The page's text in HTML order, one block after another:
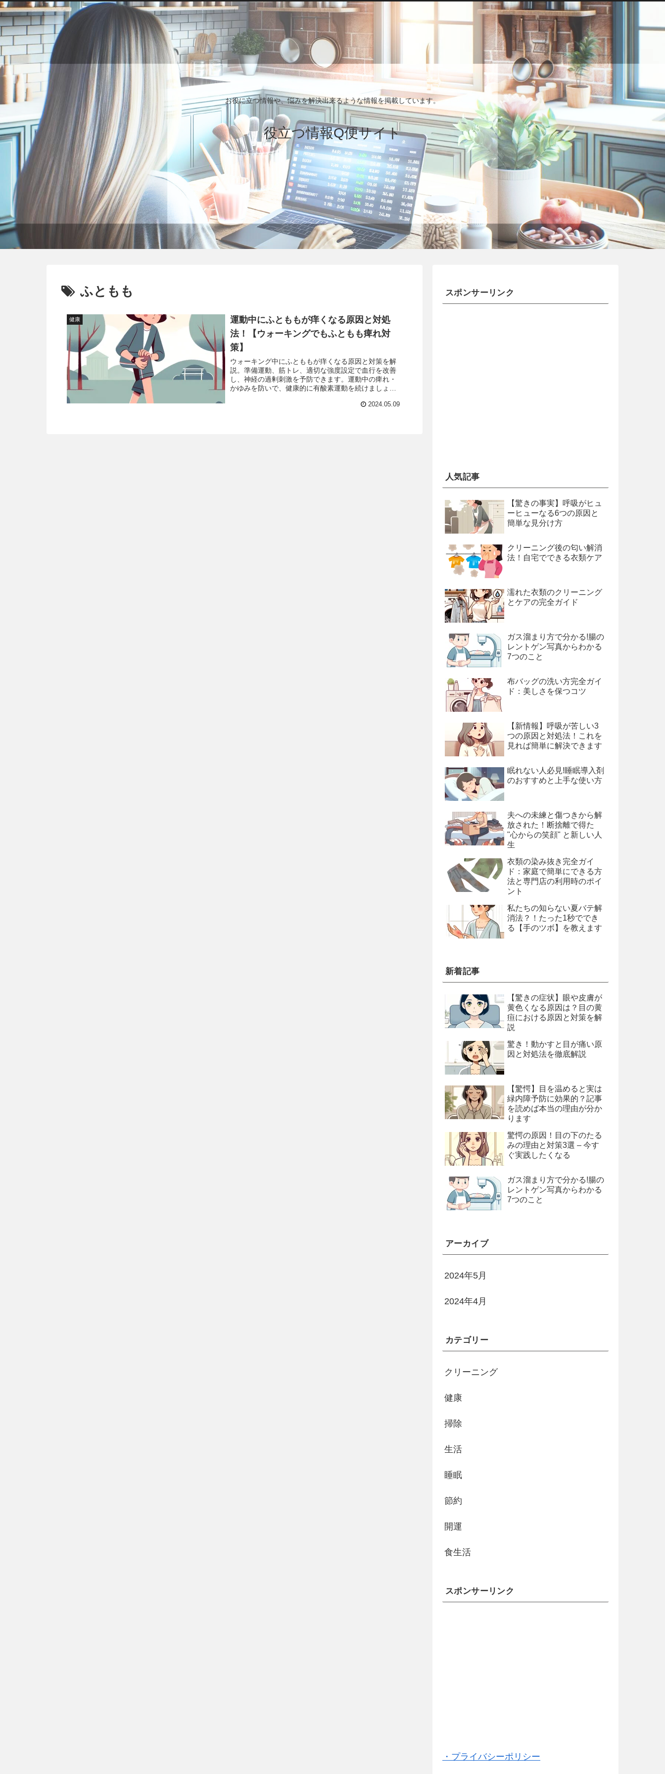
お役に立つ情報や、悩みを解決出来るような情報を掲載しています。
役立つ情報Q便サイト
ふともも
健康
運動中にふとももが痒くなる原因と対処
法！【ウォーキングでもふともも痺れ対
策】
ウォーキング中にふとももが痒くなる原因と対策を解
説。準備運動、筋トレ、適切な強度設定で血行を改善
し、神経の過剰刺激を予防できます。運動中の痺れ・
かゆみを防いで、健康的に有酸素運動を続けましょ
2024.05.09
スポンサーリンク
人気記事
【驚きの事実】呼吸がヒュ
ーヒューなる6つの原因と
簡単な見分け方
クリーニング後の匂い解消
法！自宅でできる衣類ケア
濡れた衣類のクリーニング
とケアの完全ガイド
ガス溜まり方で分かる!腸の
レントゲン写真からわかる
7つのこと
布バッグの洗い方完全ガイ
ド：美しさを保つコツ
【新情報】呼吸が苦しい3
つの原因と対処法！これを
見れば簡単に解決できます
眠れない人必見!睡眠導入剤
のおすすめと上手な使い方
夫への未練と傷つきから解
放された！断捨離で得た
"心からの笑顔" と新しい人
生
衣類の染み抜き完全ガイ
ド：家庭で簡単にできる方
法と専門店の利用時のポイ
ント
私たちの知らない夏バテ解
消法？！たった1秒ででき
る【手のツボ】を教えます
新着記事
【驚きの症状】眼や皮膚が
黄色くなる原因は？目の黄
疸における原因と対策を解
説
驚き！動かすと目が痛い原
因と対処法を徹底解説
【驚愕】目を温めると実は
緑内障予防に効果的？記事
を読めば本当の理由が分か
ります
驚愕の原因！目の下のたる
みの理由と対策3選 – 今す
ぐ実践したくなる
ガス溜まり方で分かる!腸の
レントゲン写真からわかる
7つのこと
アーカイブ
2024年5月
2024年4月
カテゴリー
クリーニング
健康
掃除
生活
睡眠
節約
開運
食生活
スポンサーリンク
・プライバシーポリシー